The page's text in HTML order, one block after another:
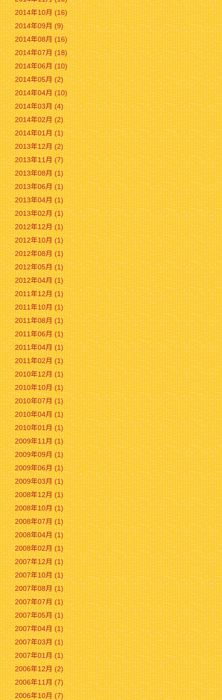
2014年10月 (16)
2014年09月 (9)
2014年08月 (16)
2014年07月 (18)
2014年06月 (10)
2014年05月 (2)
2014年04月 (10)
2014年03月 (4)
2014年02月 (2)
2014年01月 (1)
2013年12月 (2)
2013年11月 (7)
2013年08月 (1)
2013年06月 (1)
2013年04月 (1)
2013年02月 (1)
2012年12月 (1)
2012年10月 (1)
2012年08月 (1)
2012年05月 (1)
2012年04月 (1)
2011年12月 (1)
2011年10月 (1)
2011年08月 (1)
2011年06月 (1)
2011年04月 (1)
2011年02月 (1)
2010年12月 (1)
2010年10月 (1)
2010年07月 (1)
2010年04月 (1)
2010年01月 (1)
2009年11月 (1)
2009年09月 (1)
2009年06月 (1)
2009年03月 (1)
2008年12月 (1)
2008年10月 (1)
2008年07月 (1)
2008年04月 (1)
2008年02月 (1)
2007年12月 (1)
2007年10月 (1)
2007年08月 (1)
2007年07月 (1)
2007年05月 (1)
2007年04月 (1)
2007年03月 (1)
2007年01月 (1)
2006年12月 (2)
2006年11月 (7)
2006年10月 (7)